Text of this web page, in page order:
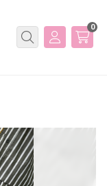
Buscar
0